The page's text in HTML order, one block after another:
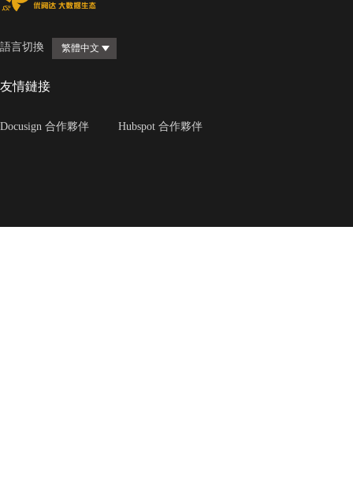
語言切換 繁體中文
友情鏈接
Docusign 合作夥伴 Hubspot 合作夥伴